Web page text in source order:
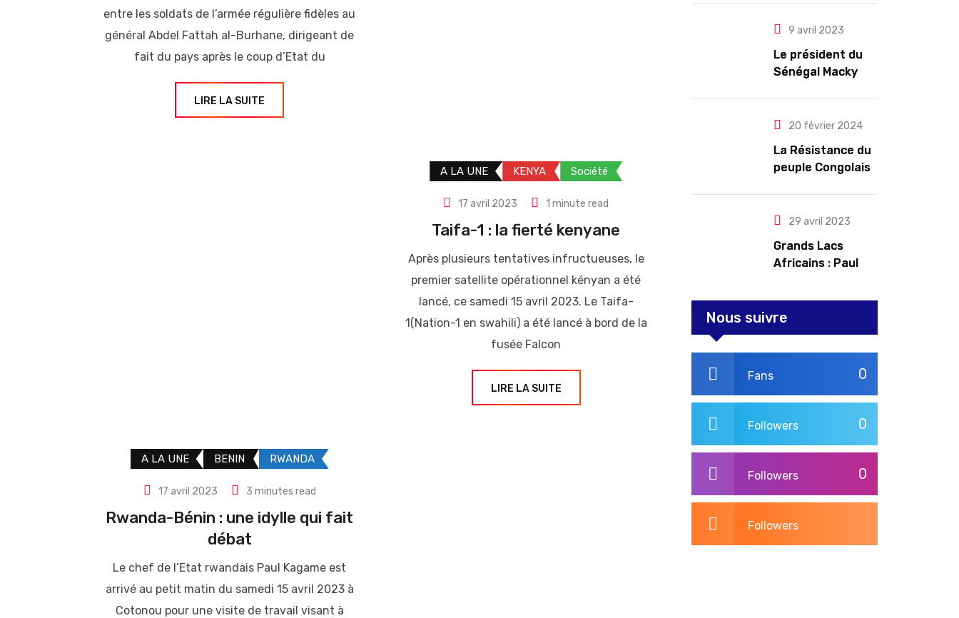
entre les soldats de l’armée régulière fidèles au
général Abdel Fattah al-Burhane, dirigeant de
fait du pays après le coup d’Etat du
LIRE LA SUITE
A LA UNE KENYA Société
17 avril 2023 1 minute read
Taifa-1 : la fierté kenyane
Après plusieurs tentatives infructueuses, le
premier satellite opérationnel kényan a été
lancé, ce samedi 15 avril 2023. Le Taifa-
1(Nation-1 en swahili) a été lancé à bord de la
fusée Falcon
LIRE LA SUITE
A LA UNE BENIN RWANDA
17 avril 2023 3 minutes read
Rwanda-Bénin : une idylle qui fait
débat
Le chef de l’Etat rwandais Paul Kagame est
arrivé au petit matin du samedi 15 avril 2023 à
Cotonou pour une visite de travail visant à
investi président
renouvelables
9 avril 2023
Le président du
Sénégal Macky
l’arrêt des
20 février 2024
La Résistance du
peuple Congolais
par le Rwanda
29 avril 2023
Grands Lacs
Africains : Paul
redorer le blason
Nous suivre
0
Fans
0
Followers
0
Followers
Followers